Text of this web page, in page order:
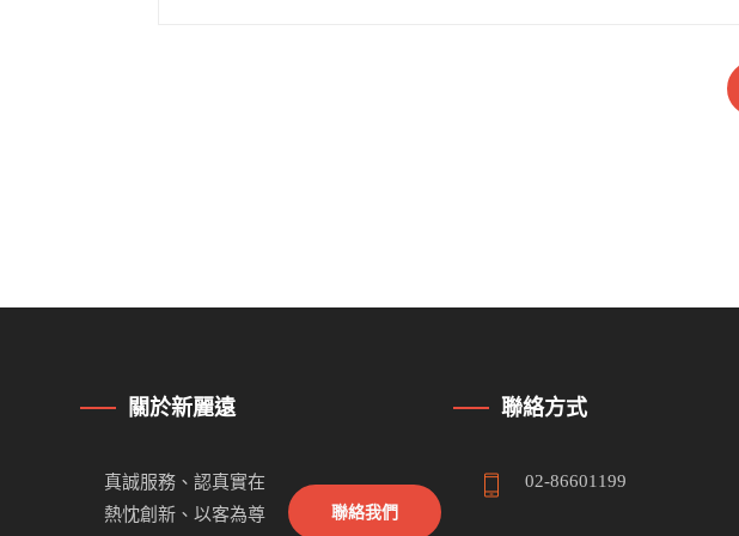
關於新麗遠
真誠服務、認真實在
熱忱創新、以客為尊
聯絡我們
聯絡方式
02-86601199